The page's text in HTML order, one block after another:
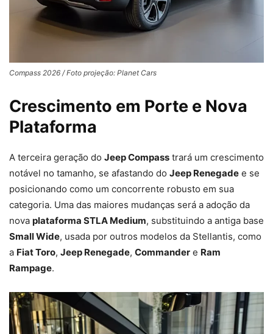
Compass 2026 / Foto projeção: Planet Cars
Crescimento em Porte e Nova
Plataforma
A terceira geração do Jeep Compass trará um crescimento
notável no tamanho, se afastando do Jeep Renegade e se
posicionando como um concorrente robusto em sua
categoria. Uma das maiores mudanças será a adoção da
nova plataforma STLA Medium, substituindo a antiga base
Small Wide, usada por outros modelos da Stellantis, como
a Fiat Toro, Jeep Renegade, Commander e Ram
Rampage.